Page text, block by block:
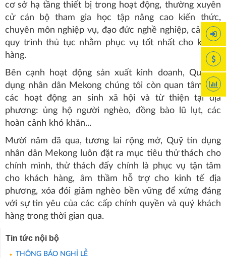
cơ sở hạ tầng thiết bị trong hoạt động, thường xuyên
cử cán bộ tham gia học tập nâng cao kiến thức,
chuyên môn nghiệp vụ, đạo đức nghề nghiệp, cải tiến
quy trình thủ tục nhằm phục vụ tốt nhất cho khách
hàng.
Bên cạnh hoạt động sản xuất kinh doanh, Quỹ tín
dụng nhân dân Mekong chúng tôi còn quan tâm đến
các hoạt động an sinh xã hội và từ thiện tại địa
phương: ủng hộ người nghèo, đồng bào lũ lụt, các
hoàn cảnh khó khăn...
Mười năm đã qua, tương lai rộng mở, Quỹ tín dụng
nhân dân Mekong luôn đặt ra mục tiêu thử thách cho
chính mình, thử thách đấy chính là phục vụ tận tâm
cho khách hàng, âm thầm hỗ trợ cho kinh tế địa
phương, xóa đói giảm nghèo bền vững để xứng đáng
với sự tin yêu của các cấp chính quyền và quý khách
hàng trong thời gian qua.
Tin tức nội bộ
THÔNG BÁO NGHỈ LỄ